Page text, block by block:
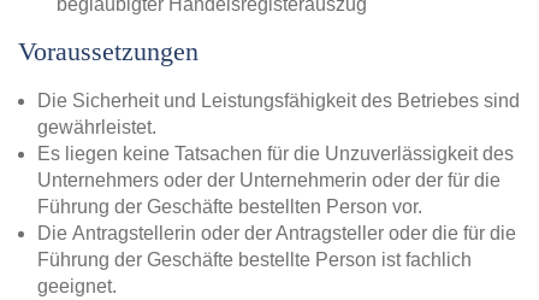
beglaubigter Handelsregisterauszug
Voraussetzungen
​​​​​Die Sicherheit und Leistungsfähigkeit des Betriebes sind
gewährleistet.
Es liegen keine Tatsachen für die Unzuverlässigkeit des
Unternehmers oder der Unternehmerin oder der für die
Führung der Geschäfte bestellten Person vor.
Die Antragstellerin oder der Antragsteller oder die für die
Führung der Geschäfte bestellte Person ist fachlich
geeignet.